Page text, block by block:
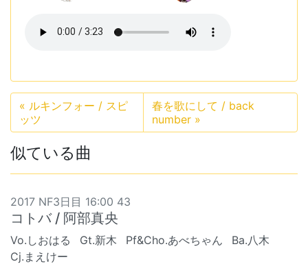
« ルキンフォー / スピ
ッツ
春を歌にして / back
number »
似ている曲
2017 NF3日目 16:00 43
コトバ / 阿部真央
Vo.しおはる Gt.新木 Pf&Cho.あべちゃん
Ba.八木
Cj.まえけー